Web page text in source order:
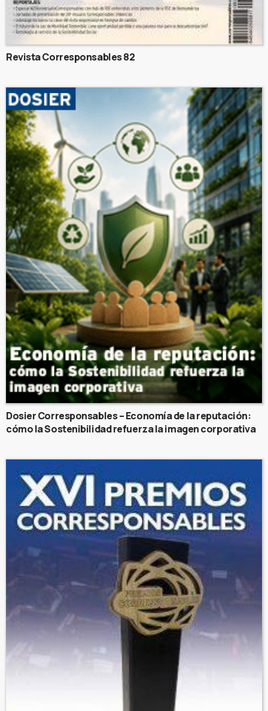
Revista Corresponsables 82
Dosier Corresponsables – Economía de la reputación:
cómo la Sostenibilidad refuerza la imagen corporativa